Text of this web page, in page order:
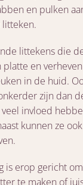
en pulken
litteken.
littekens die
en
in de huid.
zijn dan
invloed
kunnen ze
is erop gericht
te maken of